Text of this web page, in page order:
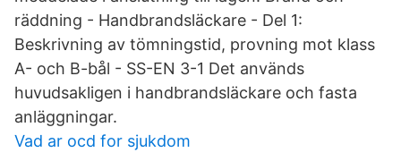
räddning - Handbrandsläckare - Del 1:
Beskrivning av tömningstid, provning mot klass
A- och B-bål - SS-EN 3-1 Det används
huvudsakligen i handbrandsläckare och fasta
anläggningar.
Vad ar ocd for sjukdom